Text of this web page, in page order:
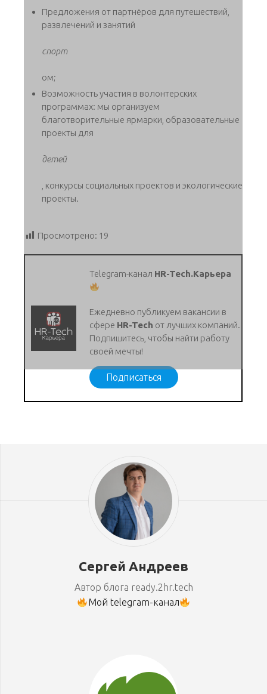
Предложения от партнёров для путешествий,
развлечений и занятий
спорт
ом;
Возможность участия в волонтерских
программах: мы организуем
благотворительные ярмарки, образовательные
проекты для
детей
, конкурсы социальных проектов и экологические
проекты.
Просмотрено: 19
Telegram-канал HR-Tech.Карьера
Ежедневно публикуем вакансии в
сфере HR-Tech от лучших компаний.
Подпишитесь, чтобы найти работу
своей мечты!
Подписаться
Сергей Андреев
Автор блога ready.2hr.tech
Мой telegram-канал